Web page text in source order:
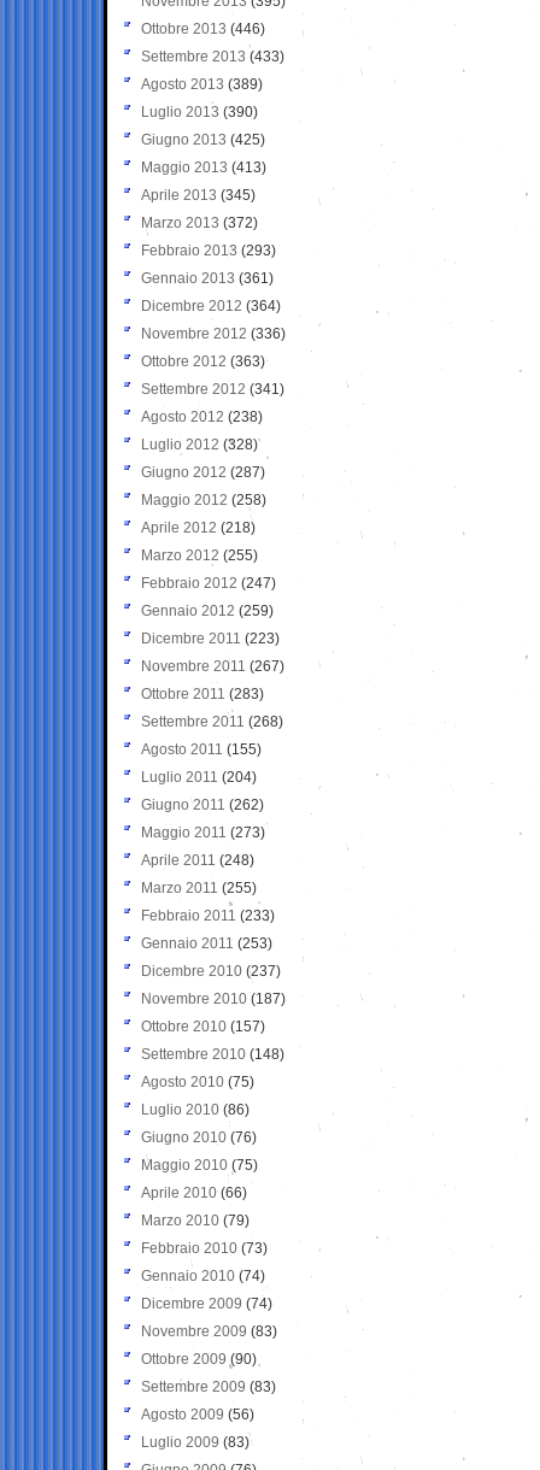
Ottobre 2013 (446)
Settembre 2013 (433)
Agosto 2013 (389)
Luglio 2013 (390)
Giugno 2013 (425)
Maggio 2013 (413)
Aprile 2013 (345)
Marzo 2013 (372)
Febbraio 2013 (293)
Gennaio 2013 (361)
Dicembre 2012 (364)
Novembre 2012 (336)
Ottobre 2012 (363)
Settembre 2012 (341)
Agosto 2012 (238)
Luglio 2012 (328)
Giugno 2012 (287)
Maggio 2012 (258)
Aprile 2012 (218)
Marzo 2012 (255)
Febbraio 2012 (247)
Gennaio 2012 (259)
Dicembre 2011 (223)
Novembre 2011 (267)
Ottobre 2011 (283)
Settembre 2011 (268)
Agosto 2011 (155)
Luglio 2011 (204)
Giugno 2011 (262)
Maggio 2011 (273)
Aprile 2011 (248)
Marzo 2011 (255)
Febbraio 2011 (233)
Gennaio 2011 (253)
Dicembre 2010 (237)
Novembre 2010 (187)
Ottobre 2010 (157)
Settembre 2010 (148)
Agosto 2010 (75)
Luglio 2010 (86)
Giugno 2010 (76)
Maggio 2010 (75)
Aprile 2010 (66)
Marzo 2010 (79)
Febbraio 2010 (73)
Gennaio 2010 (74)
Dicembre 2009 (74)
Novembre 2009 (83)
Ottobre 2009 (90)
Settembre 2009 (83)
Agosto 2009 (56)
Luglio 2009 (83)